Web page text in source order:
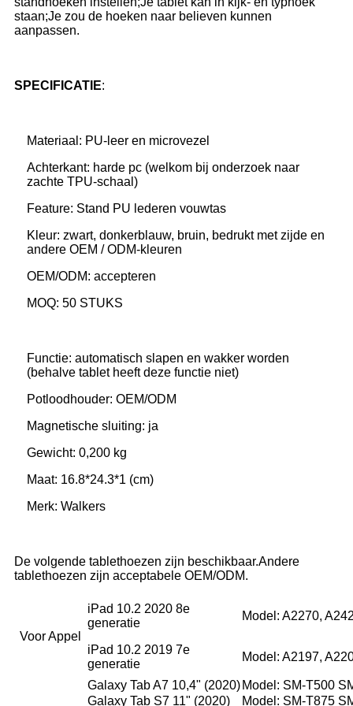
staan;Je zou de hoeken naar believen kunnen
aanpassen.
SPECIFICATIE:
Materiaal: PU-leer en microvezel
Achterkant: harde pc (welkom bij onderzoek naar
zachte TPU-schaal)
Feature: Stand PU lederen vouwtas
Kleur: zwart, donkerblauw, bruin, bedrukt met zijde en
andere OEM / ODM-kleuren
OEM/ODM: accepteren
MOQ: 50 STUKS
Functie: automatisch slapen en wakker worden
(behalve tablet heeft deze functie niet)
Potloodhouder: OEM/ODM
Magnetische sluiting: ja
Gewicht: 0,200 kg
Maat: 16.8*24.3*1 (cm)
Merk: Walkers
De volgende tablethoezen zijn beschikbaar.Andere
tablethoezen zijn acceptabele OEM/ODM.
Voor Appel
iPad 10.2 2020 8e
generatie
Model: A2270,
iPad 10.2 2019 7e
generatie
Model: A2197,
Galaxy Tab A7 10,4" (2020) Model: SM-T500
Galaxy Tab S7 11" (2020)
Model: SM-T875